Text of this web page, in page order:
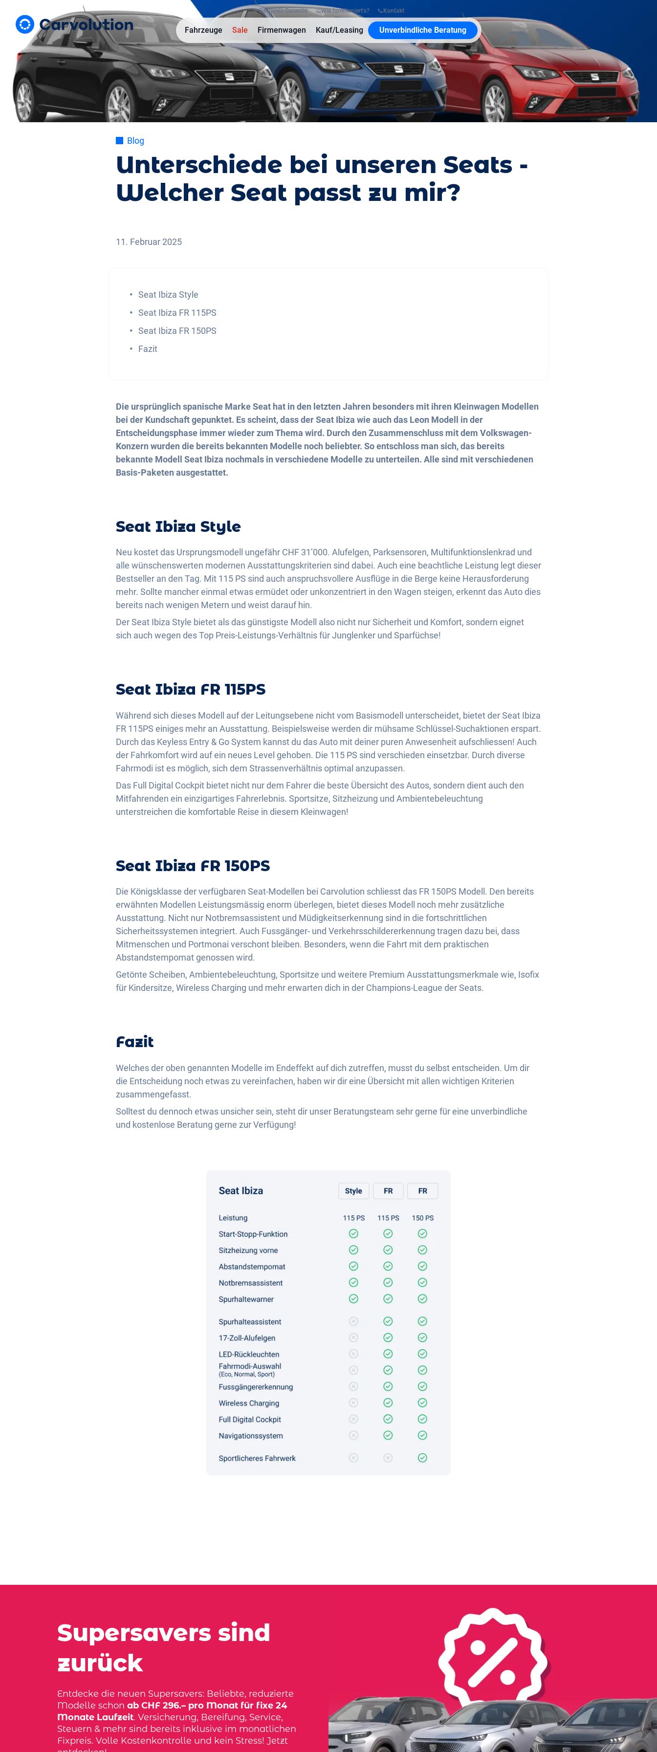
💸Bestpreis Garantie 🤔Wie funktioniert’s? 📞 Kontakt
Fahrzeuge Sale Firmenwagen Kauf/Leasing Unverbindliche Beratung
Blog
Unterschiede bei unseren Seats -
Welcher Seat passt zu mir?
11. Februar 2025
Seat Ibiza Style
Seat Ibiza FR 115PS
Seat Ibiza FR 150PS
Fazit
Die ursprünglich spanische Marke Seat hat in den letzten Jahren besonders mit ihren Kleinwagen Modellen
bei der Kundschaft gepunktet. Es scheint, dass der Seat Ibiza wie auch das Leon Modell in der
Entscheidungsphase immer wieder zum Thema wird. Durch den Zusammenschluss mit dem Volkswagen-
Konzern wurden die bereits bekannten Modelle noch beliebter. So entschloss man sich, das bereits
bekannte Modell Seat Ibiza nochmals in verschiedene Modelle zu unterteilen. Alle sind mit verschiedenen
Basis-Paketen ausgestattet.
Seat Ibiza Style
Neu kostet das Ursprungsmodell ungefähr CHF 31’000. Alufelgen, Parksensoren, Multifunktionslenkrad und
alle wünschenswerten modernen Ausstattungskriterien sind dabei. Auch eine beachtliche Leistung legt dieser
Bestseller an den Tag. Mit 115 PS sind auch anspruchsvollere Ausflüge in die Berge keine Herausforderung
mehr. Sollte mancher einmal etwas ermüdet oder unkonzentriert in den Wagen steigen, erkennt das Auto dies
bereits nach wenigen Metern und weist darauf hin.
Der Seat Ibiza Style bietet als das günstigste Modell also nicht nur Sicherheit und Komfort, sondern eignet
sich auch wegen des Top Preis-Leistungs-Verhältnis für Junglenker und Sparfüchse!
Seat Ibiza FR 115PS
Während sich dieses Modell auf der Leitungsebene nicht vom Basismodell unterscheidet, bietet der Seat Ibiza
FR 115PS einiges mehr an Ausstattung. Beispielsweise werden dir mühsame Schlüssel-Suchaktionen erspart.
Durch das Keyless Entry & Go System kannst du das Auto mit deiner puren Anwesenheit aufschliessen! Auch
der Fahrkomfort wird auf ein neues Level gehoben. Die 115 PS sind verschieden einsetzbar. Durch diverse
Fahrmodi ist es möglich, sich dem Strassenverhältnis optimal anzupassen.
Das Full Digital Cockpit bietet nicht nur dem Fahrer die beste Übersicht des Autos, sondern dient auch den
Mitfahrenden ein einzigartiges Fahrerlebnis. Sportsitze, Sitzheizung und Ambientebeleuchtung
unterstreichen die komfortable Reise in diesem Kleinwagen!
Seat Ibiza FR 150PS
Die Königsklasse der verfügbaren Seat-Modellen bei Carvolution schliesst das FR 150PS Modell. Den bereits
erwähnten Modellen Leistungsmässig enorm überlegen, bietet dieses Modell noch mehr zusätzliche
Ausstattung. Nicht nur Notbremsassistent und Müdigkeitserkennung sind in die fortschrittlichen
Sicherheitssystemen integriert. Auch Fussgänger- und Verkehrsschildererkennung tragen dazu bei, dass
Mitmenschen und Portmonai verschont bleiben. Besonders, wenn die Fahrt mit dem praktischen
Abstandstempomat genossen wird.
Getönte Scheiben, Ambientebeleuchtung, Sportsitze und weitere Premium Ausstattungsmerkmale wie, Isofix
für Kindersitze, Wireless Charging und mehr erwarten dich in der Champions-League der Seats.
Fazit
Welches der oben genannten Modelle im Endeffekt auf dich zutreffen, musst du selbst entscheiden. Um dir
die Entscheidung noch etwas zu vereinfachen, haben wir dir eine Übersicht mit allen wichtigen Kriterien
zusammengefasst.
Solltest du dennoch etwas unsicher sein, steht dir unser Beratungsteam sehr gerne für eine unverbindliche
und kostenlose Beratung gerne zur Verfügung!
Supersavers sind
zurück
Entdecke die neuen Supersavers: Beliebte, reduzierte
Modelle schon ab CHF 296.– pro Monat für fixe 24
Monate Laufzeit. Versicherung, Bereifung, Service,
Steuern & mehr sind bereits inklusive im monatlichen
Fixpreis. Volle Kostenkontrolle und kein Stress! Jetzt